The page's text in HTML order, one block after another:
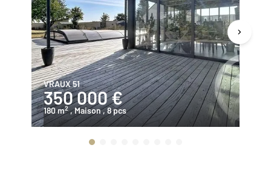
VRAUX 51
350 000 €
180 m2 , Maison, 8 pcs